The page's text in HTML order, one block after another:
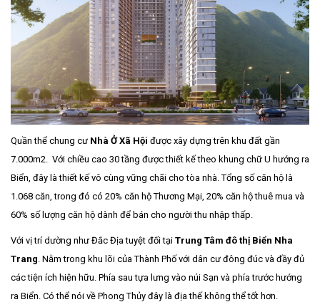
Quần thể chung cư Nhà Ở Xã Hội được xây dựng trên khu đất gần
7.000m2. Với chiều cao 30 tầng được thiết kế theo khung chữ U hướng ra
Biển, đây là thiết kế vô cùng vững chãi cho tòa nhà. Tổng số căn hộ là
1.068 căn, trong đó có 20% căn hộ Thương Mại, 20% căn hộ thuê mua và
60% số lượng căn hộ dành để bán cho người thu nhập thấp.
Với vị trí dường như Đắc Địa tuyệt đối tại Trung Tâm đô thị Biển Nha
Trang . Nằm trong khu lõi của Thành Phố với dân cư đông đúc và đầy đủ
các tiện ích hiện hữu. Phía sau tựa lưng vào núi Sạn và phía trước hướng
ra Biển. Có thể nói về Phong Thủy đây là địa thế không thể tốt hơn.